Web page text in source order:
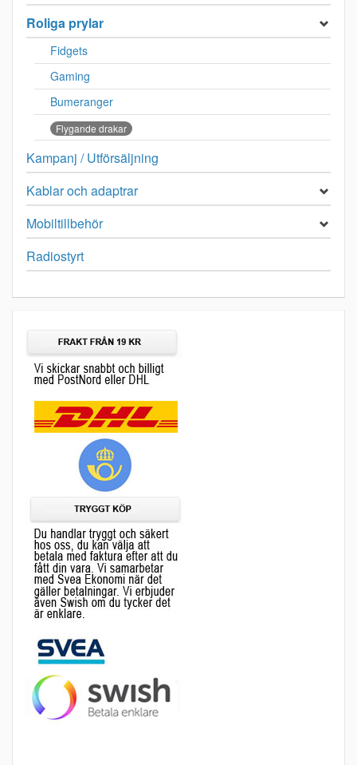
Roliga prylar
Fidgets
Gaming
Bumeranger
Flygande drakar
Kampanj / Utförsäljning
Kablar och adaptrar
Mobiltillbehör
Radiostyrt